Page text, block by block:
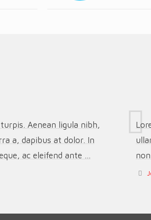
Aenean ligula nibh,
a, dapibus at dolor. In
ac eleifend ante ...